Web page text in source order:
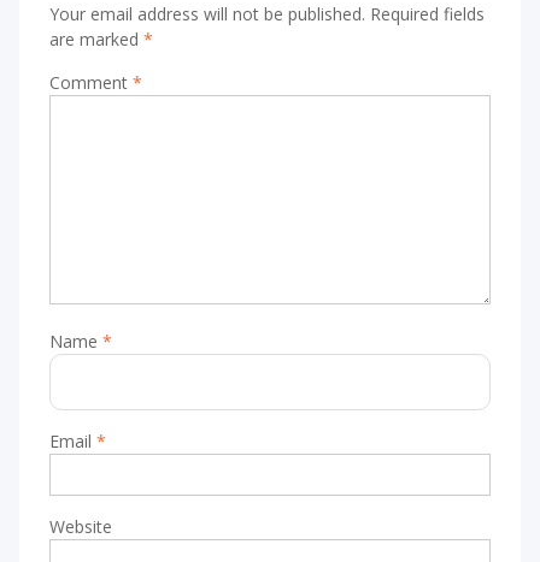
Your email address will not be published. Required fields
are marked *
Comment *
Name *
Email *
Website